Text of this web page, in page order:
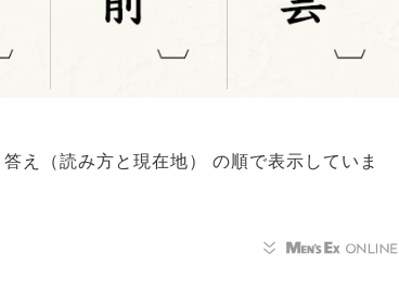
え（読み方と現在地） の順で表示していま